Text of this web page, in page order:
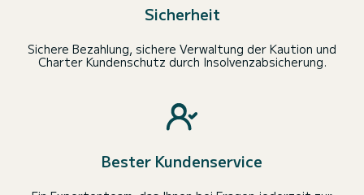
Sicherheit
Sichere Bezahlung, sichere Verwaltung der Kaution und
Charter Kundenschutz durch Insolvenzabsicherung.
Bester Kundenservice